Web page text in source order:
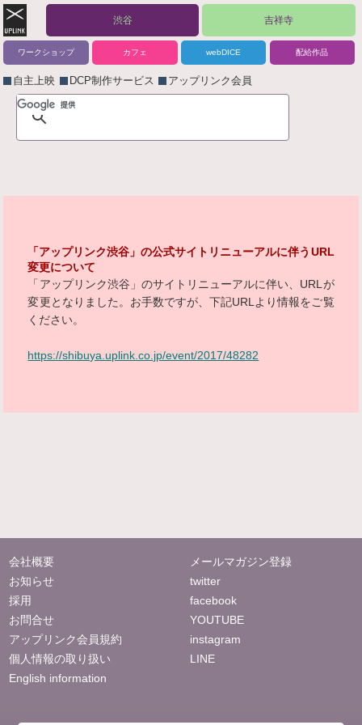
渋谷 吉祥寺
ワークショップ カフェ webDICE 配給作品
自主上映 DCP制作サービス アップリンク会員
「アップリンク渋谷」の公式サイトリニューアルに伴うURL
変更について
「アップリンク渋谷」のサイトリニューアルに伴い、URLが
変更となりました。お手数ですが、下記URLより情報をご覧
ください。
https://shibuya.uplink.co.jp/event/2017/48282
会社概要
お知らせ
採用
お問合せ
アップリンク会員規約
個人情報の取り扱い
English information
メールマガジン登録
twitter
facebook
YOUTUBE
instagram
LINE